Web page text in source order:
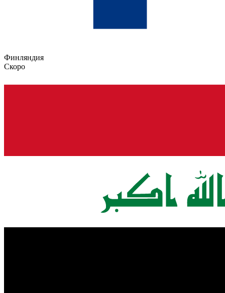
Финляндия
Скоро